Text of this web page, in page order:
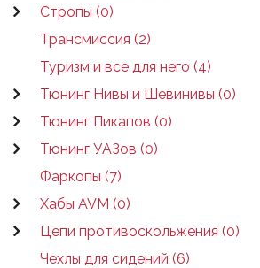
Стропы (0)
Трансмиссия (2)
Туризм и все для него (4)
Тюнинг Нивы и Шевинивы (0)
Тюнинг Пикапов (0)
Тюнинг УАЗов (0)
Фаркопы (7)
Хабы AVM (0)
Цепи противоскольжения (0)
Чехлы для сидений (6)